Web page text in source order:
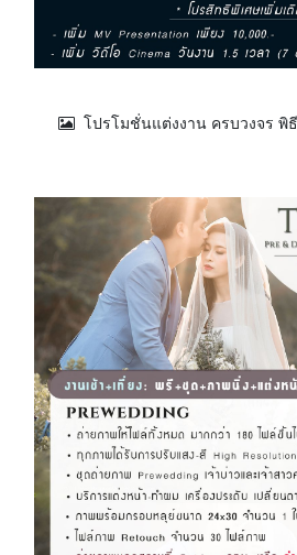
โปรโมชั่นแต่งงาน ครบวงจร พิธี